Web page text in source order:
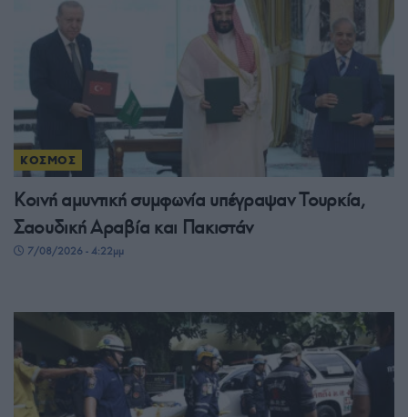
ΚΟΣΜΟΣ
Κοινή αμυντική συμφωνία υπέγραψαν Τουρκία,
Σαουδική Αραβία και Πακιστάν
7/08/2026 - 4:22μμ